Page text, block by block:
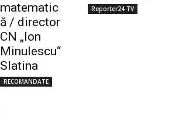
matematic
ă / director
CN „Ion
Minulescu“
Slatina
RECOMANDATE
Reporter24 TV